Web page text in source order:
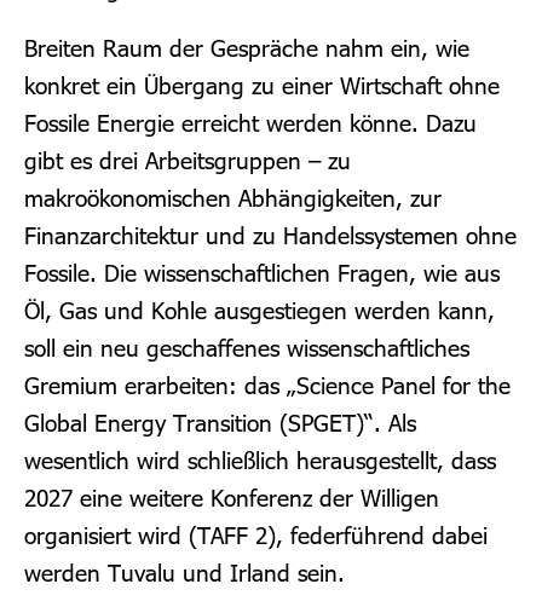
Breiten Raum der Gespräche nahm ein, wie
konkret ein Übergang zu einer Wirtschaft ohne
Fossile Energie erreicht werden könne. Dazu
gibt es drei Arbeitsgruppen – zu
makroökonomischen Abhängigkeiten, zur
Finanzarchitektur und zu Handelssystemen ohne
Fossile. Die wissenschaftlichen Fragen, wie aus
Öl, Gas und Kohle ausgestiegen werden kann,
soll ein neu geschaffenes wissenschaftliches
Gremium erarbeiten: das „Science Panel for the
Global Energy Transition (SPGET)“. Als
wesentlich wird schließlich herausgestellt, dass
2027 eine weitere Konferenz der Willigen
organisiert wird (TAFF 2), federführend dabei
werden Tuvalu und Irland sein.